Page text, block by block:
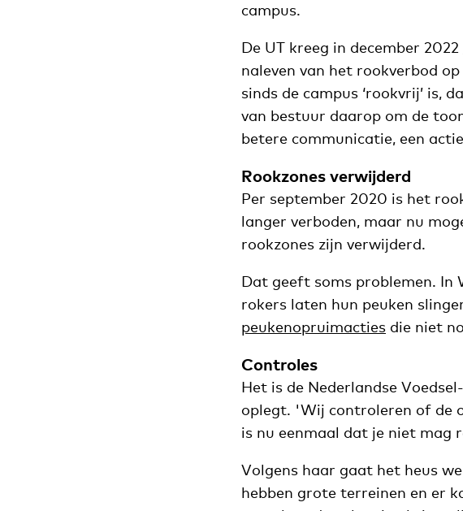
campus.
De UT kreeg in december 2022
naleven van het rookverbod
sinds de campus ‘rookvrij’ is,
van bestuur daarop om de
betere communicatie, een
Rookzones verwijderd
Per september 2020 is het
langer verboden, maar nu
rookzones zijn verwijderd.
Dat geeft soms problemen. In
rokers laten hun peuken
peukenopruimacties die niet
Controles
Het is de Nederlandse
oplegt. 'Wij controleren of de
is nu eenmaal dat je niet mag
Volgens haar gaat het heus
hebben grote terreinen en er